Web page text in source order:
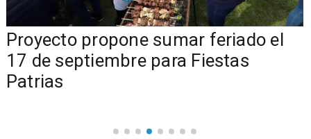
Proyecto propone sumar feriado el
17 de septiembre para Fiestas
Patrias